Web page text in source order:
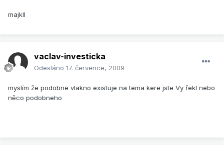
majkll
vaclav-investicka
Odesláno 17. července, 2009
myslím že podobne vlakno existuje na tema kere jste Vy řekl nebo
něco podobneho